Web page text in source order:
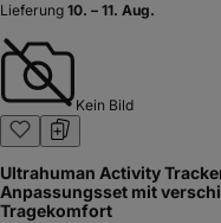
Lieferung 10. – 11. Aug.
Kein Bild
Ultrahuman Activity
Anpassungsset mit
Tragekomfort